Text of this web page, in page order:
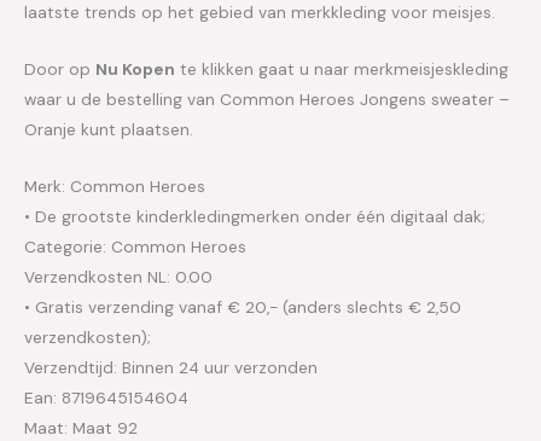
laatste trends op het gebied van merkkleding voor meisjes.
Door op Nu Kopen te klikken gaat u naar merkmeisjeskleding
waar u de bestelling van Common Heroes Jongens sweater –
Oranje kunt plaatsen.
Merk: Common Heroes
• De grootste kinderkledingmerken onder één digitaal dak;
Categorie: Common Heroes
Verzendkosten NL: 0.00
• Gratis verzending vanaf € 20,- (anders slechts € 2,50
verzendkosten);
Verzendtijd: Binnen 24 uur verzonden
Ean: 8719645154604
Maat: Maat 92